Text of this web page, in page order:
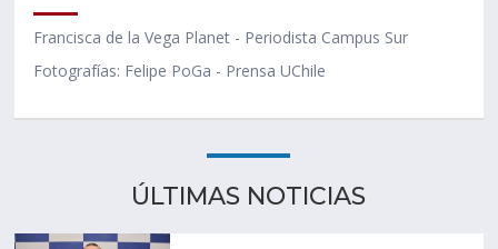
Francisca de la Vega Planet - Periodista Campus Sur
Fotografías: Felipe PoGa - Prensa UChile
ÚLTIMAS NOTICIAS